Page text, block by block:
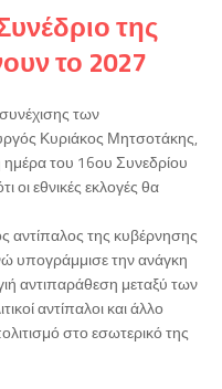
της
το 2027
των
Κυριάκος Μητσοτάκης,
του 16ου Συνεδρίου
οι εθνικές εκλογές θα
της κυβέρνησης
υπογράμμισε την ανάγκη
αντιπαράθεση μεταξύ των
αντίπαλοι και άλλο
στο εσωτερικό της